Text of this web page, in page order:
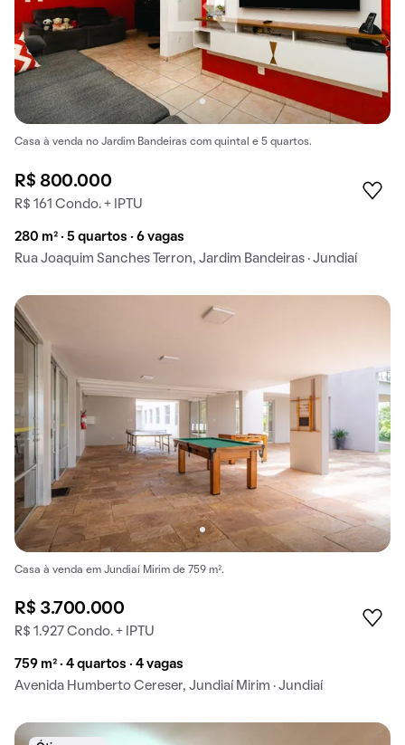
Casa à venda no Jardim Bandeiras com quintal e 5 quartos.
R$ 800.000
R$ 161 Condo. + IPTU
280 m² · 5 quartos · 6 vagas
Rua Joaquim Sanches Terron, Jardim Bandeiras · Jundiaí
Casa à venda em Jundiaí Mirim de 759 m².
R$ 3.700.000
R$ 1.927 Condo. + IPTU
759 m² · 4 quartos · 4 vagas
Avenida Humberto Cereser, Jundiaí Mirim · Jundiaí